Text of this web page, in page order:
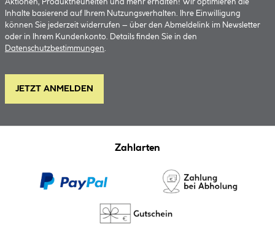
Aktionen, Produktneuheiten und mehr erhalten! Wir optimieren die
Inhalte basierend auf Ihrem Nutzungsverhalten. Ihre Einwilligung
können Sie jederzeit widerrufen – über den Abmeldelink im Newsletter
oder in Ihrem Kundenkonto. Details finden Sie in den
Datenschutzbestimmungen.
JETZT ANMELDEN
Zahlarten